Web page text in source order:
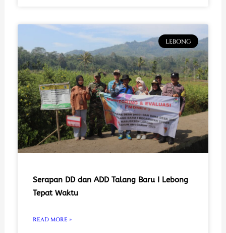
LEBONG
Serapan DD dan ADD Talang Baru I Lebong
Tepat Waktu
READ MORE »